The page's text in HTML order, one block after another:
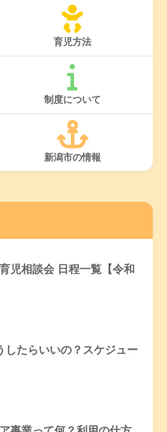
育児方法
制度について
新潟市の情報
児相談会 日程一覧【令和
したらいいの？スケジュー